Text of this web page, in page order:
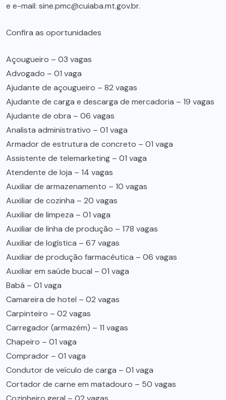
e e-mail: sine.pmc@cuiaba.mt.gov.br.
Confira as oportunidades
Açougueiro – 03 vagas
Advogado – 01 vaga
Ajudante de açougueiro – 82 vagas
Ajudante de carga e descarga de mercadoria – 19 vagas
Ajudante de obra – 06 vagas
Analista administrativo – 01 vaga
Armador de estrutura de concreto – 01 vaga
Assistente de telemarketing – 01 vaga
Atendente de loja – 14 vagas
Auxiliar de armazenamento – 10 vagas
Auxiliar de cozinha – 20 vagas
Auxiliar de limpeza – 01 vaga
Auxiliar de linha de produção – 178 vagas
Auxiliar de logística – 67 vagas
Auxiliar de produção farmacêutica – 06 vagas
Auxiliar em saúde bucal – 01 vaga
Babá – 01 vaga
Camareira de hotel – 02 vagas
Carpinteiro – 02 vagas
Carregador (armazém) – 11 vagas
Chapeiro – 01 vaga
Comprador – 01 vaga
Condutor de veículo de carga – 01 vaga
Cortador de carne em matadouro – 50 vagas